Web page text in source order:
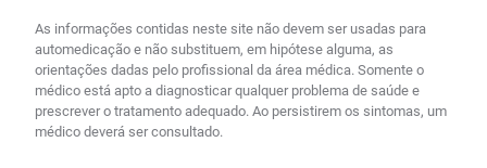
As informações contidas neste site não devem ser usadas para
automedicação e não substituem, em hipótese alguma, as
orientações dadas pelo profissional da área médica. Somente o
médico está apto a diagnosticar qualquer problema de saúde e
prescrever o tratamento adequado. Ao persistirem os sintomas, um
médico deverá ser consultado.